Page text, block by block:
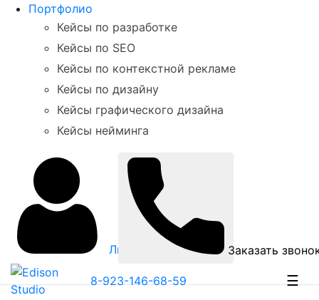
Портфолио
Кейсы по разработке
Кейсы по SEO
Кейсы по контекстной рекламе
Кейсы по дизайну
Кейсы графического дизайна
Кейсы нейминга
Личный кабинет Заказать
8-923-146-68-59 ☰